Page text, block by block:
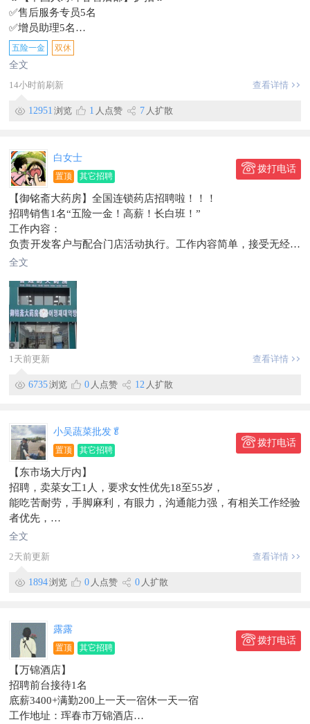
✅售后服务专员5名
✅增员助理5名
🔎要求：22–50周岁有无经验均可有大专及以上学历优先高薪诚
聘
▫售后专员：老客户保单维护、保单售后跟进
▫增员助理：人员筛选、面试接待、新人培训管理
💎薪资：无责底薪＋业绩提成，综合3000–7000元
活，方便兼顾家庭
✨团队氛围轻松融洽，免费系统培训，有人带教
📍工作地址：东市场附近工商银行对面中国人寿
想要稳定工作的朋友欢迎咨询面试！
信息有效期到9月22日
此条信息在【珲春圈】独家发布，不得转载。
五险一金 双休
全文
14小时前刷新
查看详情
12951 浏览 1 人点赞 7 人扩散
白女士
置顶 其它招聘
拨打电话
【御铭斋大药房】全国连锁药店招聘啦！！！
招聘销售1名“五险一金！高薪！长白班！”
工作内容：
负责开发客户与配合门店活动执行。工作内容简单，接受无经验
入职有人带！
1、性格开朗，学习能力强，具有亲和力，工作态度积极。
2、年龄25-58岁、自我驱动；有相关行业销售经验年龄可放宽至
60岁。
3、形象端正，具有团队协作精神。
4、语言流利
工作时间：早8:00-晚5:00，月休息4天
薪资待遇：无责底2800+阶梯提成5%-7%＋奖金+补助+五险一
缴纳五险一金，中午提供午餐，外地人员可包食、宿
提供多种带薪培训，全程老带新！（包括入职培训、管理培训等
专业培训），让大家快速成长，提高自己！
地址：—靖和街大正综合楼御铭斋大药房—
咨询电话：白女士131****5509
信息有效期到2026/09/29
全文
1天前更新 查看详情
6735浏览 0 人点赞 12 人扩散
小吴蔬菜批发🥬
置顶 其它招聘
拨打电话
【东市场大厅内】
招聘，卖菜女工1人，要求女性优先18至55岁，
能吃苦耐劳，手脚麻利，有眼力，沟通能力强，有相关工作经验
者优先，
工资4500到5000到月就开支，
工作地点东市场
信息有效期到2026/09/14
全文
2天前更新
查看详情
1894浏览 0 人点赞 0 人扩散
露露
置顶 其它招聘
拨打电话
【万锦酒店】
招聘前台接待1名
底薪3400+满勤200上一天一宿休一天一宿
工作地址：珲春市万锦酒店